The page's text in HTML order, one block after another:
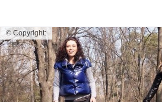
© Copyright: